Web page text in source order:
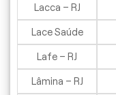
Lacca – RJ
Lace Saúde
Lafe – RJ
Lâmina – RJ